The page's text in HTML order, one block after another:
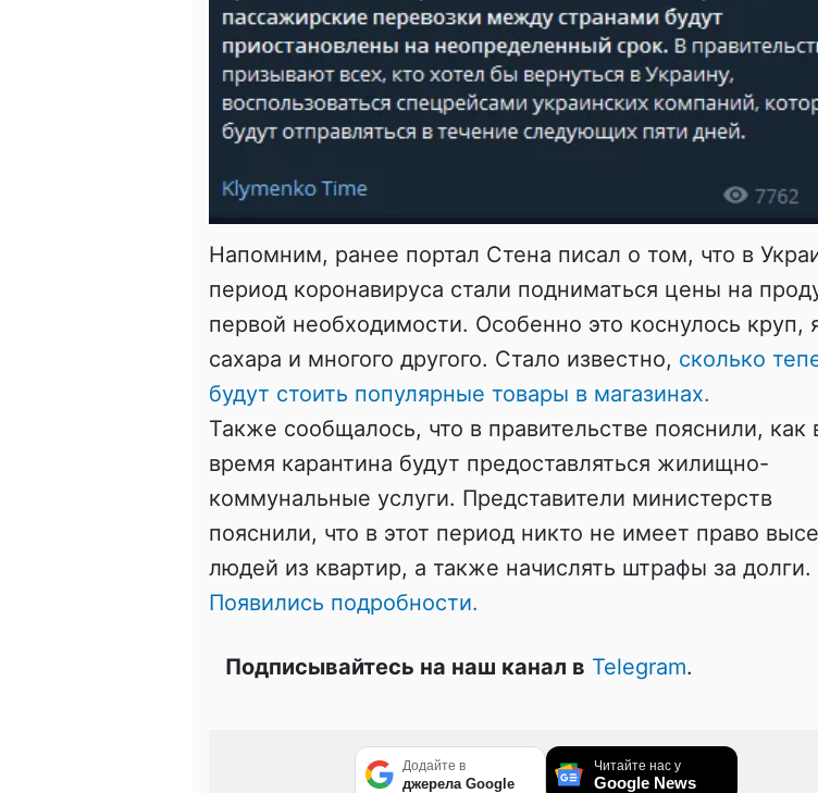
Напомним, ранее портал Стена писал о том, что в
период коронавируса стали подниматься цены на
первой необходимости. Особенно это коснулось круп,
сахара и многого другого. Стало известно, сколько
будут стоить популярные товары в магазинах.
Также сообщалось, что в правительстве пояснили, как
время карантина будут предоставляться жилищно-
коммунальные услуги. Представители министерств
пояснили, что в этот период никто не имеет право
людей из квартир, а также начислять штрафы за долги.
Появились подробности.
Подписывайтесь на наш канал в Telegram.
Додайте в
джерела Google
Читайте нас у
Google News